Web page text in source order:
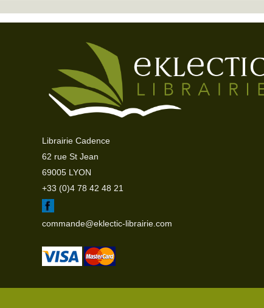
Librairie Cadence
62 rue St Jean
69005 LYON
+33 (0)4 78 42 48 21
commande@eklectic-librairie.com